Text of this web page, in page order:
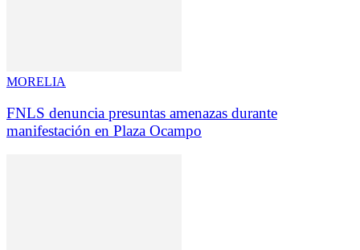
MORELIA
FNLS denuncia presuntas amenazas durante
manifestación en Plaza Ocampo